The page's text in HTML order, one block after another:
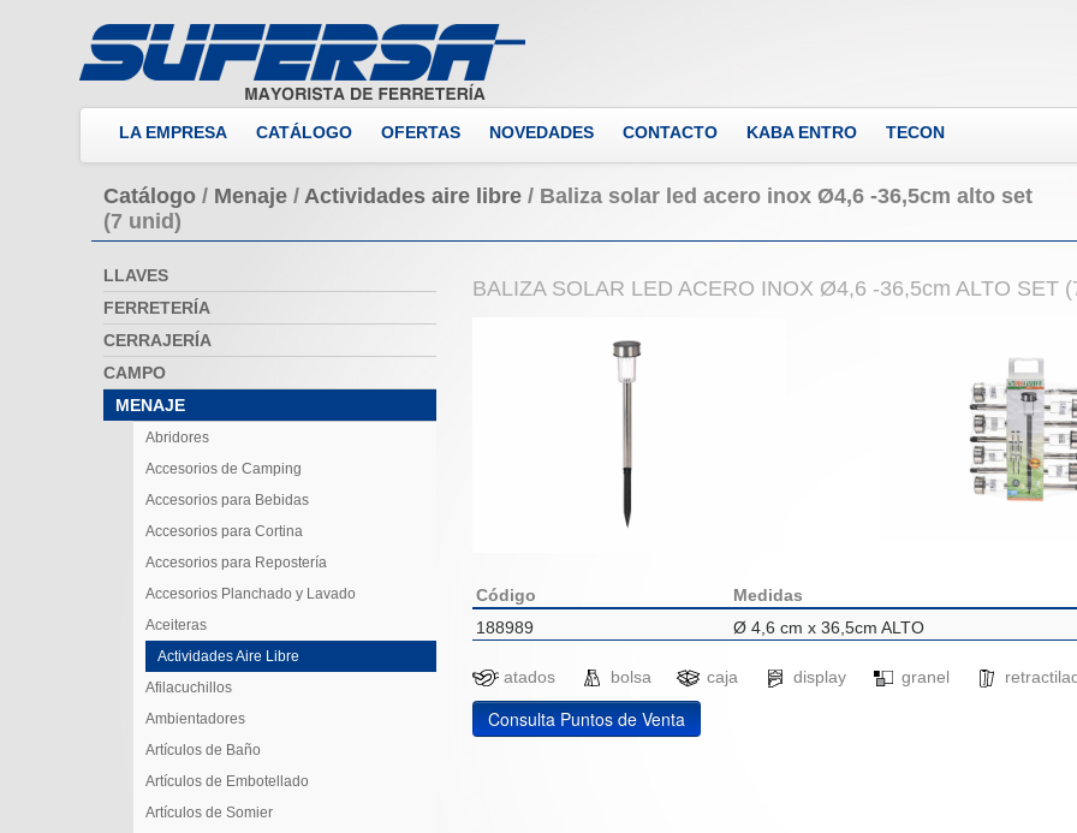
LA EMPRESA CATÁLOGO OFERTAS NOVEDADES CONTACTO KABA ENTRO TECON
Catálogo / Menaje / Actividades aire libre / Baliza solar led acero inox Ø4,6 -36,5cm alto set
(7 unid)
LLAVES
FERRETERÍA
CERRAJERÍA
CAMPO
MENAJE
Abridores
Accesorios de Camping
Accesorios para Bebidas
Accesorios para Cortina
Accesorios para Repostería
Accesorios Planchado y Lavado
Aceiteras
Actividades Aire Libre
Afilacuchillos
Ambientadores
Artículos de Baño
Artículos de Embotellado
Artículos de Somier
BALIZA SOLAR LED ACERO INOX Ø4,6 -36,5cm ALTO SET
Código
Medidas
188989
Ø 4,6 cm x 36,5cm ALTO
atados bolsa caja display granel
Consulta Puntos de Venta